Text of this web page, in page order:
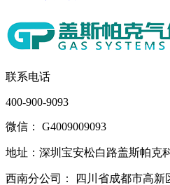
联系电话
400-900-9093
微信： G4009009093
地址：深圳宝安松白路盖斯帕克
西南分公司： 四川省成都市高新